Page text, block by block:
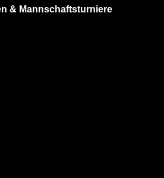
& Mannschaftsturniere